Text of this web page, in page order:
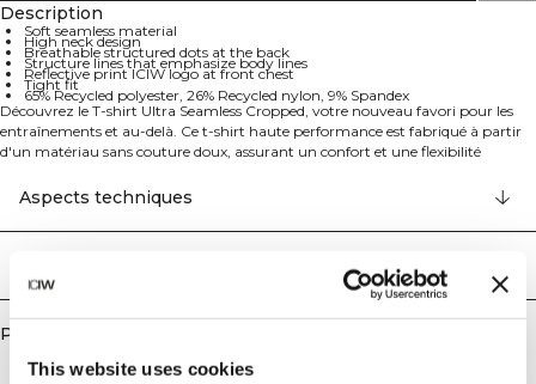
This website uses cookies
Description
Soft seamless material
High neck design
Breathable structured dots at the back
Structure lines that emphasize body lines
Reflective print ICIW logo at front chest
Tight fit
65% Recycled polyester, 26% Recycled nylon, 9% Spandex
Découvrez le T-shirt Ultra Seamless Cropped, votre nouveau favori pour les
entraînements et au-delà. Ce t-shirt haute performance est fabriqué à partir
d'un matériau sans couture doux, assurant un confort et une flexibilité
ajoutent une touche élégante et moderne.
Conçu avec des points structurés au dos pour une respirabilité optimale, et des
lignes de structure qui accentuent les contours naturels de votre corps, ce t-
Le logo ICIW réfléchissant sur la poitrine améliore votre look, tandis que la
coupe ajustée offre le soutien dont vous avez besoin pendant n'importe quelle
65% Polyester recyclé, 26% Nylon recyclé, 9% Elastan
Aspects techniques
Produits similaires